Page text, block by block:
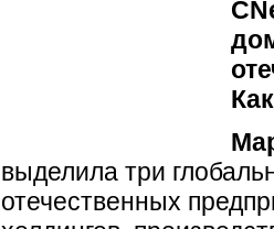
выделила три
отечественных